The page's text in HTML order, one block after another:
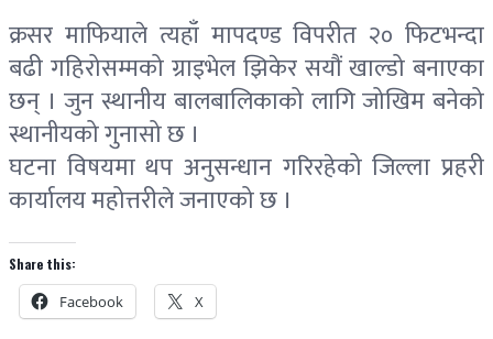
क्रसर माफियाले त्यहाँ मापदण्ड विपरीत २० फिटभन्दा
बढी गहिरोसम्मको ग्राइभेल झिकेर सयौं खाल्डो बनाएका
छन् । जुन स्थानीय बालबालिकाको लागि जोखिम बनेको
स्थानीयको गुनासो छ ।
घटना विषयमा थप अनुसन्धान गरिरहेको जिल्ला प्रहरी
कार्यालय महोत्तरीले जनाएको छ ।
Share this:
Facebook X